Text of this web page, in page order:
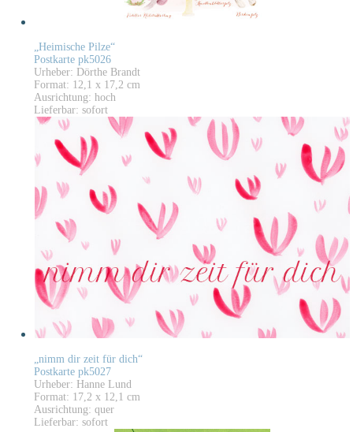
„Heimische Pilze“
Postkarte pk5026
Urheber: Dörthe Brandt
Format: 12,1 x 17,2 cm
Ausrichtung: hoch
Lieferbar: sofort
„nimm dir zeit für dich“
Postkarte pk5027
Urheber: Hanne Lund
Format: 17,2 x 12,1 cm
Ausrichtung: quer
Lieferbar: sofort